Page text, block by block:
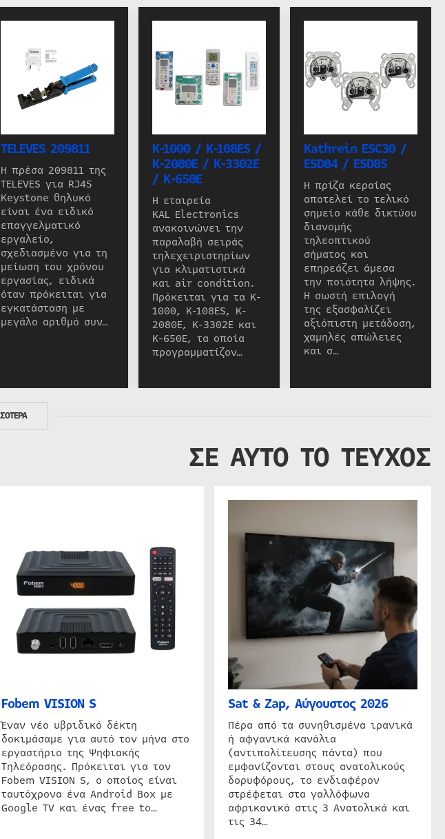
TELEVES 209811
Η πρέσα 209811 της
TELEVES για RJ45
Keystone θηλυκό
είναι ένα ειδικό
επαγγελματικό
εργαλείο,
σχεδιασμένο για τη
μείωση του χρόνου
εργασίας, ειδικά
όταν πρόκειται για
εγκατάσταση με
μεγάλο αριθμό συν…
K-1000 / K-108ES /
K-2080E / K-3302E
/ K-650E
Η εταιρεία
KAL Electronics
ανακοινώνει την
παραλαβή σειράς
τηλεχειριστηρίων
για κλιματιστικά
και air condition.
Πρόκειται για τα K-
1000, K-108ES, K-
2080E, K-3302E και
K-650E, τα οποία
προγραμματίζον…
Kathrein ESC30 /
ESD84 / ESD85
Η πρίζα κεραίας
αποτελεί το τελικό
σημείο κάθε δικτύου
διανομής
τηλεοπτικού
σήματος και
επηρεάζει άμεσα
την ποιότητα λήψης.
Η σωστή επιλογή
της εξασφαλίζει
αξιόπιστη μετάδοση,
χαμηλές απώλειες
και σ…
ΣΕ ΑΥΤΟ ΤΟ ΤΕΥΧΟΣ
Fobem VISION S
Έναν νέο υβριδικό δέκτη
δοκιμάσαμε για αυτό τον μήνα στο
εργαστήριο της Ψηφιακής
Τηλεόρασης. Πρόκειται για τον
Fobem VISION S, ο οποίος είναι
ταυτόχρονα ένα Android Box με
Google TV και ένας free to…
Sat & Zap, Αύγουστος 2026
Πέρα από τα συνηθισμένα ιρανικά
ή αφγανικά κανάλια
(αντιπολίτευσης πάντα) που
εμφανίζονται στους ανατολικούς
δορυφόρους, το ενδιαφέρον
στρέφεται στα γαλλόφωνα
αφρικανικά στις 3 Ανατολικά και
τις 34…